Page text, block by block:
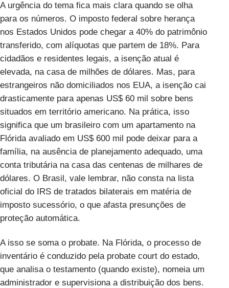
A urgência do tema fica mais clara quando se olha
para os números. O imposto federal sobre herança
nos Estados Unidos pode chegar a 40% do patrimônio
transferido, com alíquotas que partem de 18%. Para
cidadãos e residentes legais, a isenção atual é
elevada, na casa de milhões de dólares. Mas, para
estrangeiros não domiciliados nos EUA, a isenção cai
drasticamente para apenas US$ 60 mil sobre bens
situados em território americano. Na prática, isso
significa que um brasileiro com um apartamento na
Flórida avaliado em US$ 600 mil pode deixar para a
família, na ausência de planejamento adequado, uma
conta tributária na casa das centenas de milhares de
dólares. O Brasil, vale lembrar, não consta na lista
oficial do IRS de tratados bilaterais em matéria de
imposto sucessório, o que afasta presunções de
proteção automática.
A isso se soma o probate. Na Flórida, o processo de
inventário é conduzido pela probate court do estado,
que analisa o testamento (quando existe), nomeia um
administrador e supervisiona a distribuição dos bens.